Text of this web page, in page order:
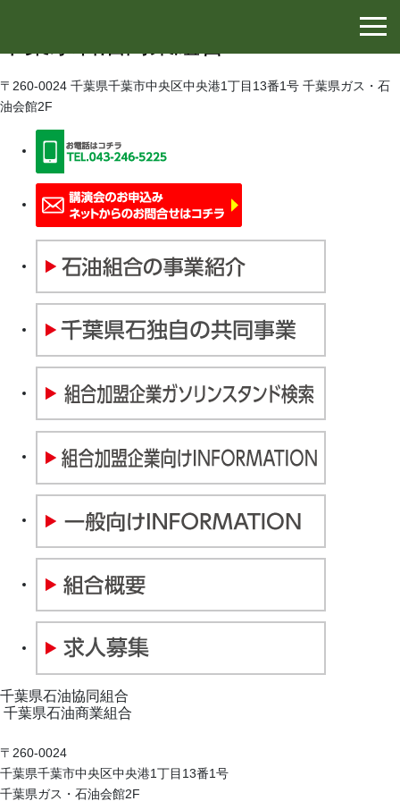
〒260-0024 千葉県千葉市中央区中央港1丁目13番1号 千葉県ガス・石
油会館2F
千葉県石油協同組合
千葉県石油商業組合
〒260-0024
千葉県千葉市中央区中央港1丁目13番1号
千葉県ガス・石油会館2F